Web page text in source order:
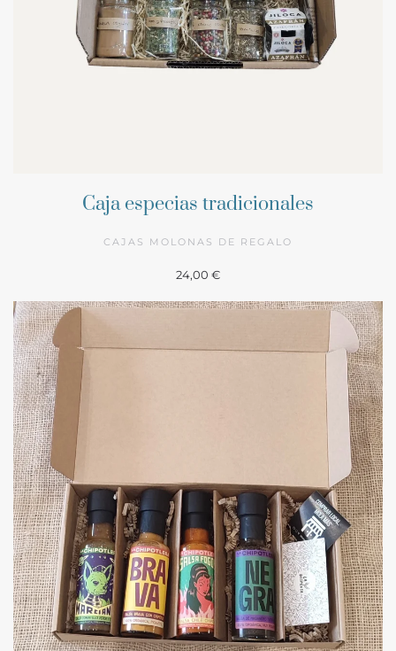
Caja especias tradicionales
CAJAS MOLONAS DE REGALO
24,00 €